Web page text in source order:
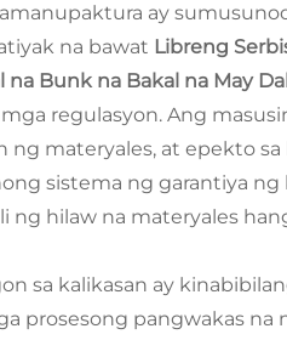
ay
na bawat Libreng
Bunk na Bakal na May
regulasyon. Ang
materyales, at epekto
sistema ng garantiya
ng hilaw na materyales
sa kalikasan ay
prosesong pangwakas na